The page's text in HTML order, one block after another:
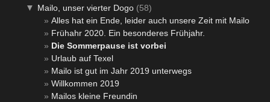
▼ Mailo, unser vierter Dogo(58)
Alles hat ein Ende, leider auch unsere Zeit mit Mailo
Frühahr 2020. Ein besonderes Frühjahr.
Die Sommerpause ist vorbei
Urlaub auf Texel
Mailo ist gut im Jahr 2019 unterwegs
Willkommen 2019
Mailos kleine Freundin